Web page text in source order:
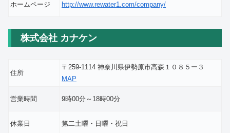
ホームページ http://www.rewater1.com/company/
株式会社 カナケン
住所
〒259-1114 神奈川県伊勢原市高森１０８５ー３
MAP
営業時間 9時00分～18時00分
休業日 第二土曜・日曜・祝日